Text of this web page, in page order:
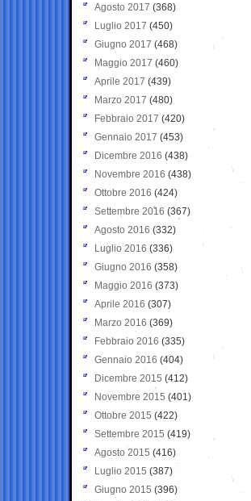
Agosto 2017 (368)
Luglio 2017 (450)
Giugno 2017 (468)
Maggio 2017 (460)
Aprile 2017 (439)
Marzo 2017 (480)
Febbraio 2017 (420)
Gennaio 2017 (453)
Dicembre 2016 (438)
Novembre 2016 (438)
Ottobre 2016 (424)
Settembre 2016 (367)
Agosto 2016 (332)
Luglio 2016 (336)
Giugno 2016 (358)
Maggio 2016 (373)
Aprile 2016 (307)
Marzo 2016 (369)
Febbraio 2016 (335)
Gennaio 2016 (404)
Dicembre 2015 (412)
Novembre 2015 (401)
Ottobre 2015 (422)
Settembre 2015 (419)
Agosto 2015 (416)
Luglio 2015 (387)
Giugno 2015 (396)